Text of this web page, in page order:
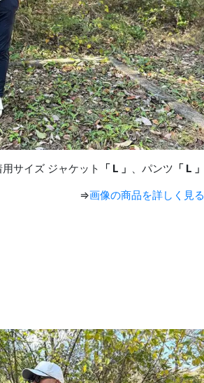
サイズ ジャケット 「 L 」 、パンツ 「 L 」
⇒画像の商品を詳しく見る